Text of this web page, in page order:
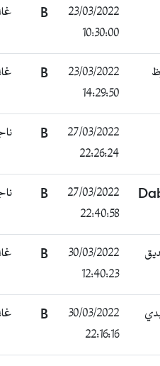
23/03/2022
10:30:00
B غائب
23/03/2022
14:29:50
B غائب
27/03/2022
22:26:24
B ناجح
27/03/2022
22:40:58
B ناجح
30/03/2022
12:40:23
B غائب
30/03/2022
22:16:16
B غائب